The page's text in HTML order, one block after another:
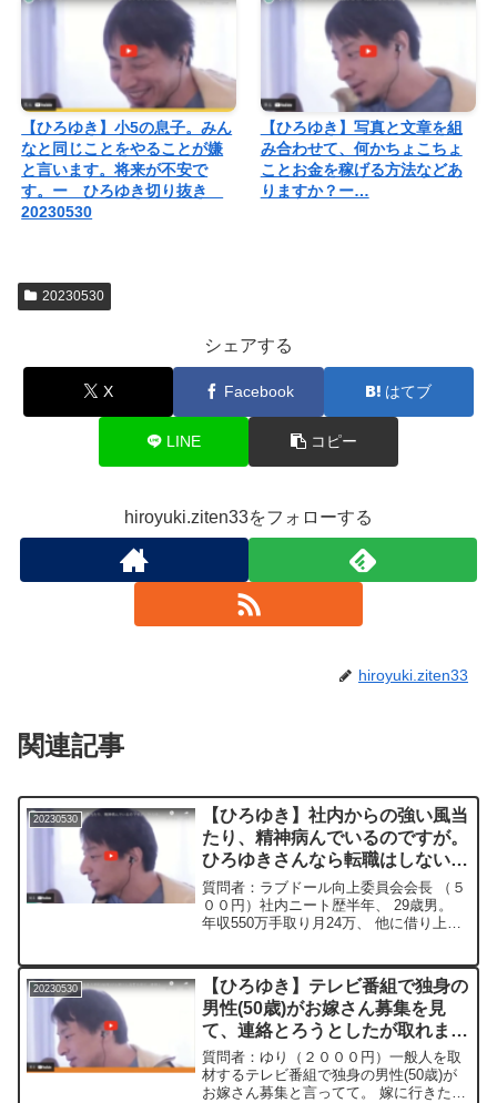
【ひろゆき】小5の息子。みん
なと同じことをやることが嫌
と言います。将来が不安で
す。ー ひろゆき切り抜き
20230530
【ひろゆき】写真と文章を組
み合わせて、何かちょこちょ
ことお金を稼げる方法などあ
りますか？ー…
20230530
シェアする
X Facebook はてブ
LINE コピー
hiroyuki.ziten33をフォローする
hiroyuki.ziten33
関連記事
20230530
【ひろゆき】社内からの強い風当
たり、精神病んでいるのですが。
ひろゆきさんなら転職はしない?
ー ひろゆき切り抜き
20230530
質問者：ラブドール向上委員会会長 （５
００円）社内ニート歴半年、 29歳男。
年収550万手取り月24万、 他に借り上げ
も出来ずボーッとしているので精神病ん
でいる...
20230530
【ひろゆき】テレビ番組で独身の
男性(50歳)がお嫁さん募集を見
て、連絡とろうとしたが取れませ
ん。ー ひろゆき切り抜き
20230530
質問者：ゆり（２０００円）一般人を取
材するテレビ番組で独身の男性(50歳)が
お嫁さん募集と言ってて。 嫁に行きた